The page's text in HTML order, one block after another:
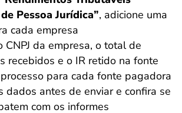
Pessoa Jurídica”, adicione uma
cada empresa
CNPJ da empresa, o total de
recebidos e o IR retido na fonte
para cada fonte pagadora
dados antes de enviar e confira se
com os informes